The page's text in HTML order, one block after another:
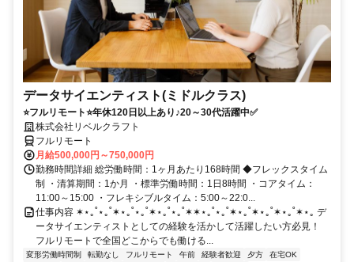
データサイエンティスト(ミドルクラス)
⭐フルリモート⭐年休120日以上あり♪20～30代活躍中✅
株式会社リベルクラフト
フルリモート
月給500,000円～750,000円
勤務時間詳細 総労働時間：1ヶ月あたり168時間 ◆フレックスタイム
制 ・清算期間：1か月 ・標準労働時間：1日8時間 ・コアタイム：
11:00～15:00 ・フレキシブルタイム：5:00～22:0...
仕事内容 ✶⋆｡˚⋆｡˚✶⋆｡˚⋆｡˚✶⋆｡˚⋆｡˚✶✶⋆｡˚⋆｡˚✶⋆｡˚✶⋆｡˚✶⋆｡˚✶⋆｡ デ
ータサイエンティストとしての経験を活かして活躍したい方必見！
フルリモートで全国どこからでも働ける...
変形労働時間制 転勤なし フルリモート 午前 経験者歓迎 夕方
在宅OK